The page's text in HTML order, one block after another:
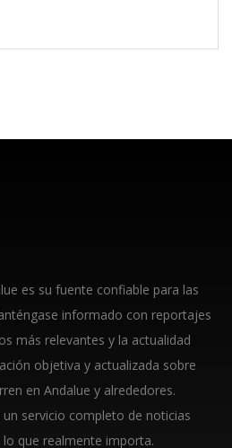
fue captada en lugares
es su fuente confiable para las
informado con reportajes
más relevantes y la actualidad
objetiva y actualizada sobre
en Andalue y alrededores.
servicio completo de noticias
que realmente importa.